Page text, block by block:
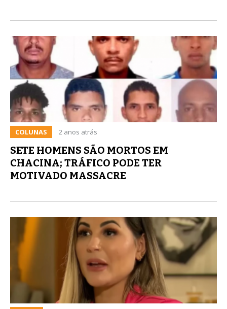
COLUNAS 2 anos atrás
SETE HOMENS SÃO MORTOS EM
CHACINA; TRÁFICO PODE TER
MOTIVADO MASSACRE